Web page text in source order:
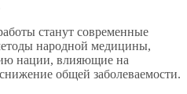
станут современные
народной медицины,
нации, влияющие на
общей заболеваемости.